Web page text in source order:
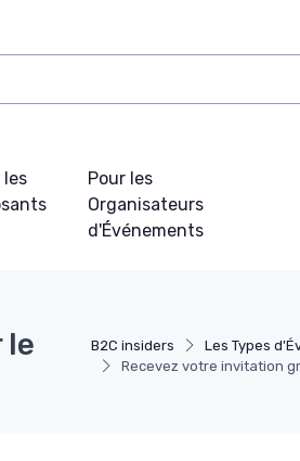
les
Pour les
Organisateurs
d'Événements
B2C insiders Les Types
Recevez votre invitation
le